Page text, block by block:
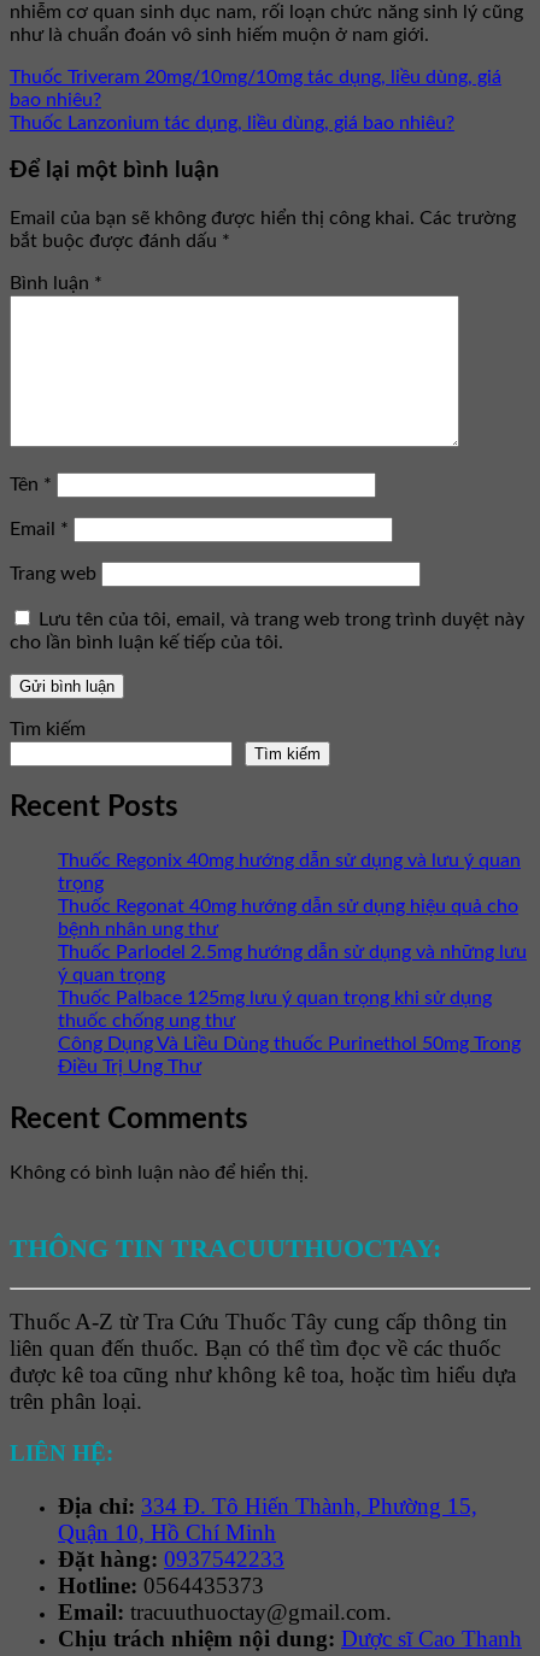
nhiễm cơ quan sinh dục nam, rối loạn chức năng sinh lý cũng
như là chuẩn đoán vô sinh hiếm muộn ở nam giới.
Thuốc Triveram 20mg/10mg/10mg tác dụng, liều dùng, giá
bao nhiêu?
Thuốc Lanzonium tác dụng, liều dùng, giá bao nhiêu?
Để lại một bình luận
Email của bạn sẽ không được hiển thị công khai. Các trường
bắt buộc được đánh dấu *
Bình luận *
Tên *
Email *
Trang web
Lưu tên của tôi, email, và trang web trong trình duyệt này
cho lần bình luận kế tiếp của tôi.
Tìm kiếm
Tìm kiếm
Recent Posts
Thuốc Regonix 40mg hướng dẫn sử dụng và lưu ý quan
trọng
Thuốc Regonat 40mg hướng dẫn sử dụng hiệu quả cho
bệnh nhân ung thư
Thuốc Parlodel 2.5mg hướng dẫn sử dụng và những lưu
ý quan trọng
Thuốc Palbace 125mg lưu ý quan trọng khi sử dụng
thuốc chống ung thư
Công Dụng Và Liều Dùng thuốc Purinethol 50mg Trong
Điều Trị Ung Thư
Recent Comments
Không có bình luận nào để hiển thị.
THÔNG TIN TRACUUTHUOCTAY:
Thuốc A-Z từ Tra Cứu Thuốc Tây cung cấp thông tin
liên quan đến thuốc. Bạn có thể tìm đọc về các thuốc
được kê toa cũng như không kê toa, hoặc tìm hiểu dựa
trên phân loại.
LIÊN HỆ:
Địa chỉ: 334 Đ. Tô Hiến Thành, Phường 15,
Quận 10, Hồ Chí Minh
Đặt hàng: 0937542233
Hotline: 0564435373
Email: tracuuthuoctay@gmail.com.
Chịu trách nhiệm nội dung: Dược sĩ Cao Thanh